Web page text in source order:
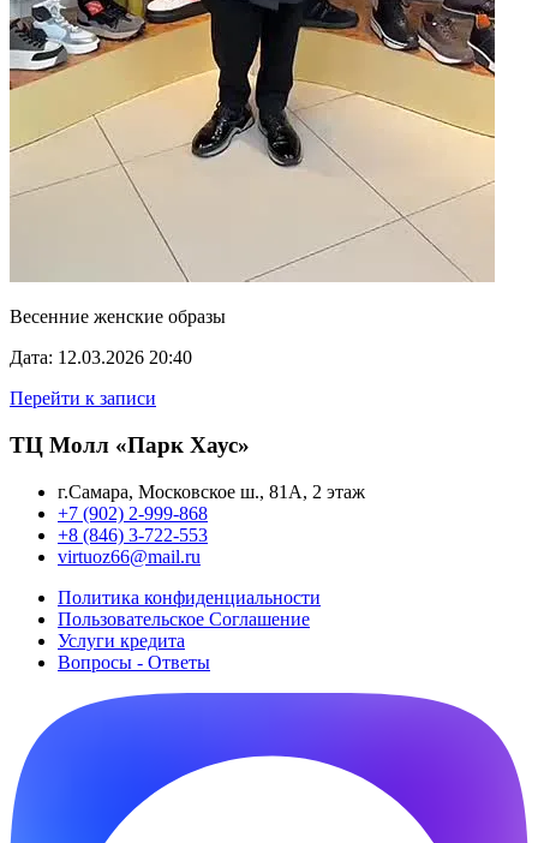
Весенние женские образы
Дата: 12.03.2026 20:40
Перейти к записи
ТЦ Молл «Парк Хаус»
г.Самара, Московское ш., 81А, 2 этаж
+7 (902) 2-999-868
+8 (846) 3-722-553
virtuoz66@mail.ru
Политика конфиденциальности
Пользовательское Cоглашение
Услуги кредита
Вопросы - Ответы